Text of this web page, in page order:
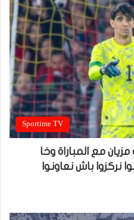
Sportime TV
مع المباراة وخا
باش نعاونوا